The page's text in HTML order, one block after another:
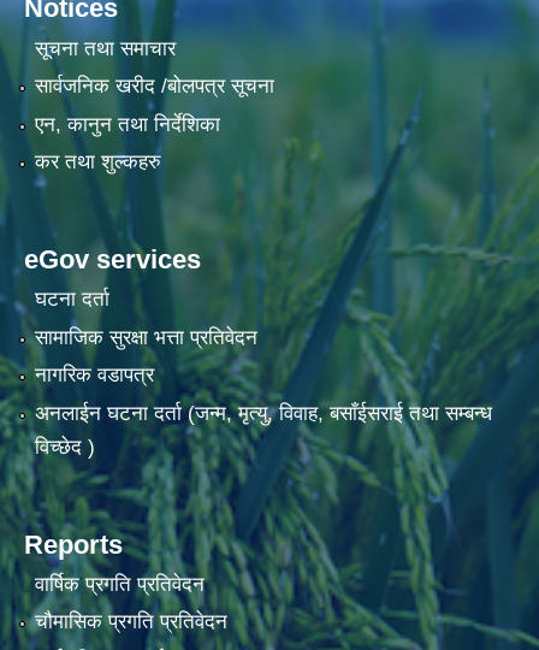
Notices
सूचना तथा समाचार
सार्वजनिक खरीद /बोलपत्र सूचना
एन, कानुन तथा निर्देशिका
कर तथा शुल्कहरु
eGov services
घटना दर्ता
सामाजिक सुरक्षा भत्ता प्रतिवेदन
नागरिक वडापत्र
अनलाईन घटना दर्ता (जन्म, मृत्यु, विवाह, बसाँईसराई तथा सम्बन्ध
विच्छेद )
Reports
वार्षिक प्रगति प्रतिवेदन
चौमासिक प्रगति प्रतिवेदन